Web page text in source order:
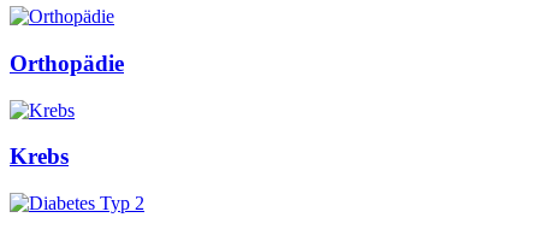
Orthopädie
Krebs